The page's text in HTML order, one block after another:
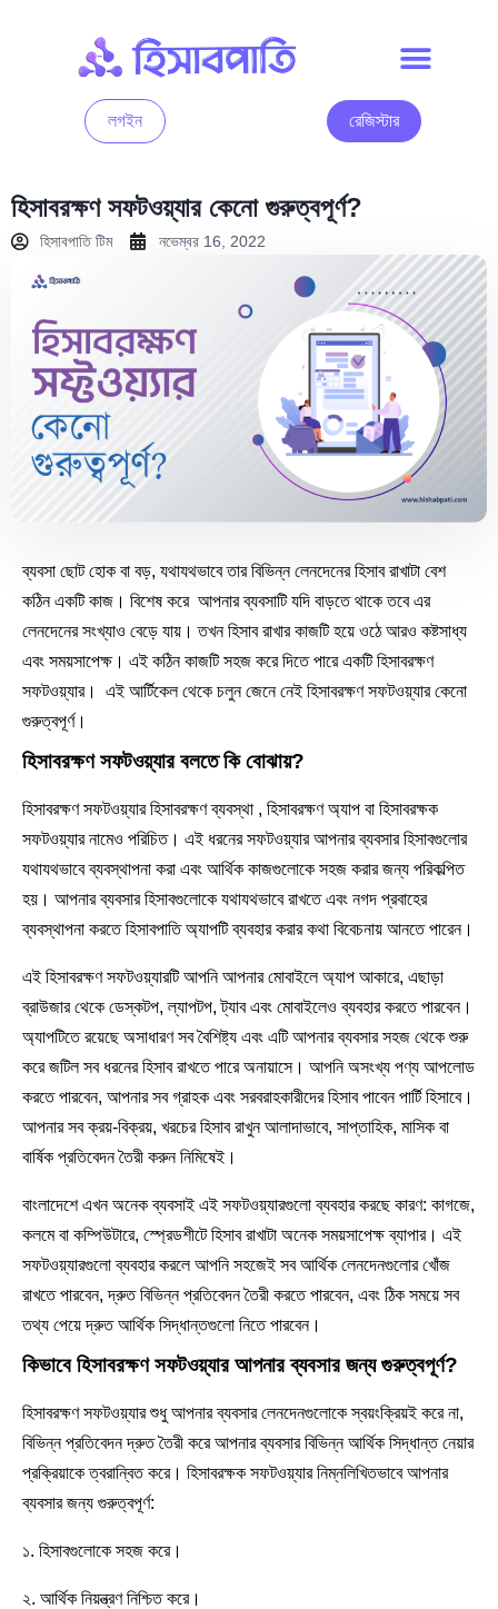
লগইন রেজিস্টার
হিসাবরক্ষণ সফটওয়্যার কেনো গুরুত্বপূর্ণ?
হিসাবপাতি টিম নভেম্বর 16, 2022
ব্যবসা ছোট হোক বা বড়, যথাযথভাবে তার বিভিন্ন লেনদেনের হিসাব রাখাটা বেশ
কঠিন একটি কাজ। বিশেষ করে আপনার ব্যবসাটি যদি বাড়তে থাকে তবে এর
লেনদেনের সংখ্যাও বেড়ে যায়। তখন হিসাব রাখার কাজটি হয়ে ওঠে আরও কষ্টসাধ্য
এবং সময়সাপেক্ষ। এই কঠিন কাজটি সহজ করে দিতে পারে একটি হিসাবরক্ষণ
সফটওয়্যার। এই আর্টিকেল থেকে চলুন জেনে নেই হিসাবরক্ষণ সফটওয়্যার কেনো
গুরুত্বপূর্ণ।
হিসাবরক্ষণ সফটওয়্যার বলতে কি বোঝায়?
হিসাবরক্ষণ সফটওয়্যার হিসাবরক্ষণ ব্যবস্থা , হিসাবরক্ষণ অ্যাপ বা হিসাবরক্ষক
সফটওয়্যার নামেও পরিচিত। এই ধরনের সফটওয়্যার আপনার ব্যবসার হিসাবগুলোর
যথাযথভাবে ব্যবস্থাপনা করা এবং আর্থিক কাজগুলোকে সহজ করার জন্য পরিকল্পিত
হয়। আপনার ব্যবসার হিসাবগুলোকে যথাযথভাবে রাখতে এবং নগদ প্রবাহের
ব্যবস্থাপনা করতে হিসাবপাতি অ্যাপটি ব্যবহার করার কথা বিবেচনায় আনতে পারেন।
এই হিসাবরক্ষণ সফটওয়্যারটি আপনি আপনার মোবাইলে অ্যাপ আকারে, এছাড়া
ব্রাউজার থেকে ডেস্কটপ, ল্যাপটপ, ট্যাব এবং মোবাইলেও ব্যবহার করতে পারবেন।
অ্যাপটিতে রয়েছে অসাধারণ সব বৈশিষ্ট্য এবং এটি আপনার ব্যবসার সহজ থেকে শুরু
করে জটিল সব ধরনের হিসাব রাখতে পারে অনায়াসে। আপনি অসংখ্য পণ্য আপলোড
করতে পারবেন, আপনার সব গ্রাহক এবং সরবরাহকারীদের হিসাব পাবেন পার্টি হিসাবে।
আপনার সব ক্রয়-বিক্রয়, খরচের হিসাব রাখুন আলাদাভাবে, সাপ্তাহিক, মাসিক বা
বার্ষিক প্রতিবেদন তৈরী করুন নিমিষেই।
বাংলাদেশে এখন অনেক ব্যবসাই এই সফটওয়্যারগুলো ব্যবহার করছে কারণ: কাগজে,
কলমে বা কম্পিউটারে, স্প্রেডশীটে হিসাব রাখাটা অনেক সময়সাপেক্ষ ব্যাপার। এই
সফটওয়্যারগুলো ব্যবহার করলে আপনি সহজেই সব আর্থিক লেনদেনগুলোর খোঁজ
রাখতে পারবেন, দ্রুত বিভিন্ন প্রতিবেদন তৈরী করতে পারবেন, এবং ঠিক সময়ে সব
তথ্য পেয়ে দ্রুত আর্থিক সিদ্ধান্তগুলো নিতে পারবেন।
কিভাবে হিসাবরক্ষণ সফটওয়্যার আপনার ব্যবসার জন্য গুরুত্বপূর্ণ?
হিসাবরক্ষণ সফটওয়্যার শুধু আপনার ব্যবসার লেনদেনগুলোকে স্বয়ংক্রিয়ই করে না,
বিভিন্ন প্রতিবেদন দ্রুত তৈরী করে আপনার ব্যবসার বিভিন্ন আর্থিক সিদ্ধান্ত নেয়ার
প্রক্রিয়াকে ত্বরান্বিত করে। হিসাবরক্ষক সফটওয়্যার নিম্নলিখিতভাবে আপনার
ব্যবসার জন্য গুরুত্বপূর্ণ:
১. হিসাবগুলোকে সহজ করে।
২. আর্থিক নিয়ন্ত্রণ নিশ্চিত করে।